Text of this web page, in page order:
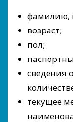
фамилию,
возраст;
пол;
сведения
текущее